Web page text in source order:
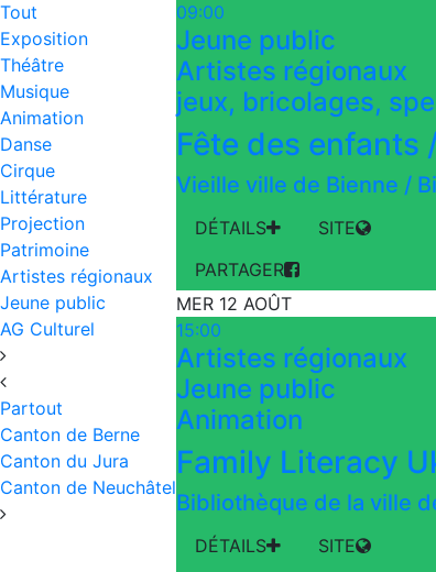
Tout
Exposition
Théâtre
Musique
Animation
Danse
Cirque
Littérature
Projection
Patrimoine
Artistes régionaux
Jeune public
AG Culturel
Partout
Canton de Berne
Canton du Jura
Canton de Neuchâtel
09:00
Jeune public
Artistes régionaux
jeux, bricolages,
Fête des enfants
Vieille ville de Bienne /
DÉTAILS
SITE
PARTAGER
MER 12 AOÛT
15:00
Artistes régionaux
Jeune public
Animation
Family Literacy
Bibliothèque de la ville
DÉTAILS
SITE